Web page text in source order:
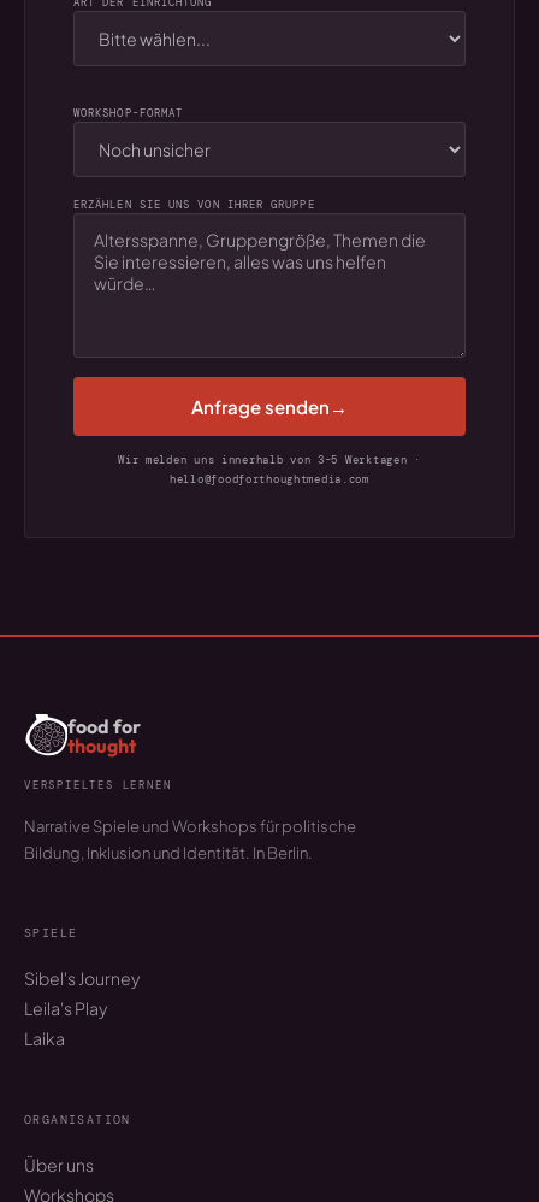
WORKSHOP-FORMAT
ERZÄHLEN SIE UNS VON IHRER GRUPPE
Anfrage senden
Wir melden uns innerhalb von 3–5 Werktagen ·
hello@foodforthoughtmedia.com
food for
thought
VERSPIELTES LERNEN
Narrative Spiele und Workshops für politische
Bildung, Inklusion und Identität. In Berlin.
SPIELE
Sibel's Journey
Leila's Play
Laika
ORGANISATION
Über uns
Workshops